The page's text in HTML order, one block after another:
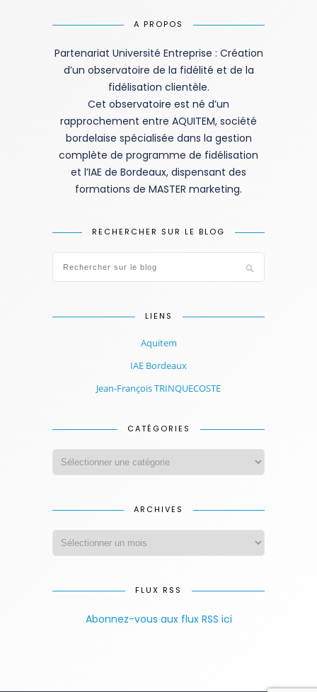
A PROPOS
Partenariat Université Entreprise : Création
d’un observatoire de la fidélité et de la
fidélisation clientèle.
Cet observatoire est né d’un
rapprochement entre AQUITEM, société
bordelaise spécialisée dans la gestion
complète de programme de fidélisation
et l’IAE de Bordeaux, dispensant des
formations de MASTER marketing.
RECHERCHER SUR LE BLOG
LIENS
Aquitem
IAE Bordeaux
Jean-François TRINQUECOSTE
CATÉGORIES
ARCHIVES
FLUX RSS
Abonnez-vous aux flux RSS ici